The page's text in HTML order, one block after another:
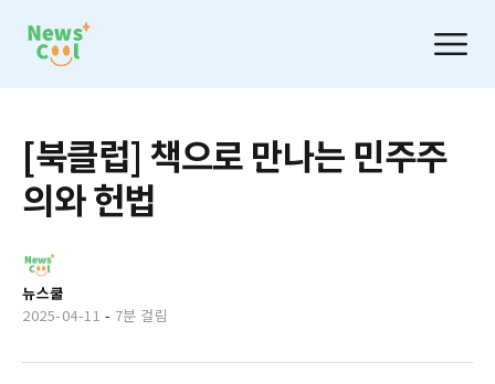
[북클럽] 책으로 만나는 민주주
의와 헌법
뉴스쿨
2025-04-11 - 7분 걸림